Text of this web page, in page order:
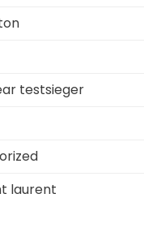
testsieger
laurent